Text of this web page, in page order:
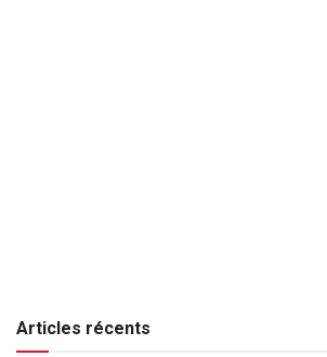
Articles récents